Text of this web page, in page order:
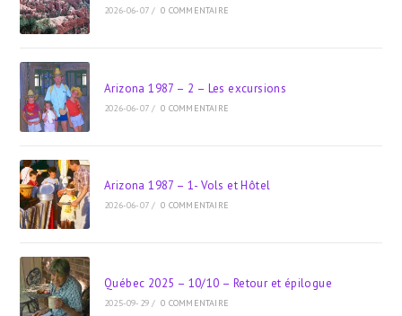
2026-06-07 / 0 COMMENTAIRE
Arizona 1987 – 2 – Les excursions
2026-06-07 / 0 COMMENTAIRE
Arizona 1987 – 1- Vols et Hôtel
2026-06-07 / 0 COMMENTAIRE
Québec 2025 – 10/10 – Retour et épilogue
2025-09-29 / 0 COMMENTAIRE